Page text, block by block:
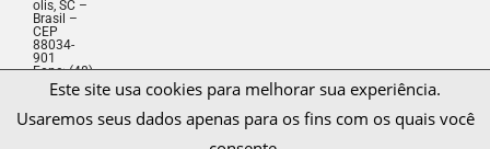
olis, SC –
Brasil –
CEP
88034-
901
Fone: (48)
3665-
5000
83.052.19
Este site usa cookies para melhorar sua experiência.
Usaremos seus dados apenas para os fins com os quais você
consente.